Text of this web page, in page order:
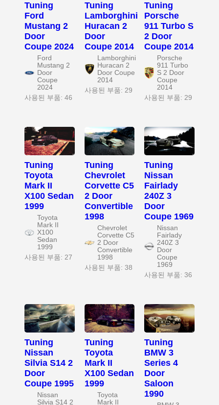
Tuning
Ford
Mustang 2
Door
Coupe 2024
Ford
Mustang 2
Door
Coupe
2024
사용된 부품: 46
Tuning
Lamborghini
Huracan 2
Door
Coupe 2014
Lamborghini
Huracan 2
Door Coupe
2014
사용된 부품: 29
Tuning
Porsche
911 Turbo S
2 Door
Coupe 2014
Porsche
911 Turbo
S 2 Door
Coupe
2014
사용된 부품: 29
Tuning
Toyota
Mark II
X100 Sedan
1999
Toyota
Mark II
X100
Sedan
1999
사용된 부품: 27
Tuning
Chevrolet
Corvette C5
2 Door
Convertible
1998
Chevrolet
Corvette C5
2 Door
Convertible
1998
사용된 부품: 38
Tuning
Nissan
Fairlady
240Z 3
Door
Coupe 1969
Nissan
Fairlady
240Z 3
Door
Coupe
1969
사용된 부품: 36
Tuning
Nissan
Silvia S14 2
Door
Coupe 1995
Nissan
Silvia S14 2
Tuning
Toyota
Mark II
X100 Sedan
1999
Toyota
Mark II
Tuning
BMW 3
Series 4
Door
Saloon
1990